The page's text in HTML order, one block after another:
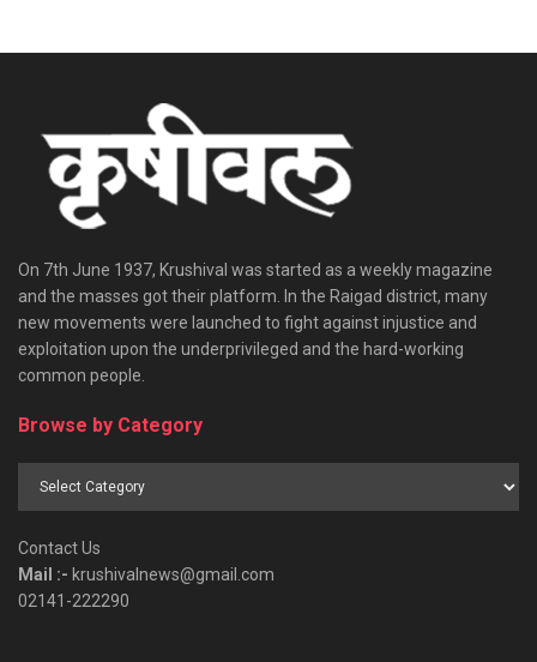
On 7th June 1937, Krushival was started as a weekly magazine
and the masses got their platform. In the Raigad district, many
new movements were launched to fight against injustice and
exploitation upon the underprivileged and the hard-working
common people.
Browse by Category
Browse
Contact Us
Mail :- krushivalnews@gmail.com
02141-222290